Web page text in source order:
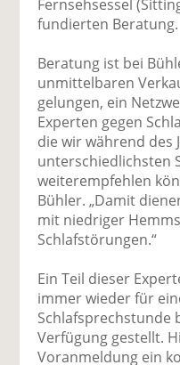
Fernsehsessel
fundierten Beratung.
Beratung ist bei
unmittelbaren
gelungen, ein
Experten gegen
die wir während des
unterschiedlichsten
weiterempfehlen
Bühler. „Damit
mit niedriger
Schlafstörungen.“
Ein Teil dieser
immer wieder für
Schlafsprechstunde
Verfügung gestellt.
Voranmeldung ein